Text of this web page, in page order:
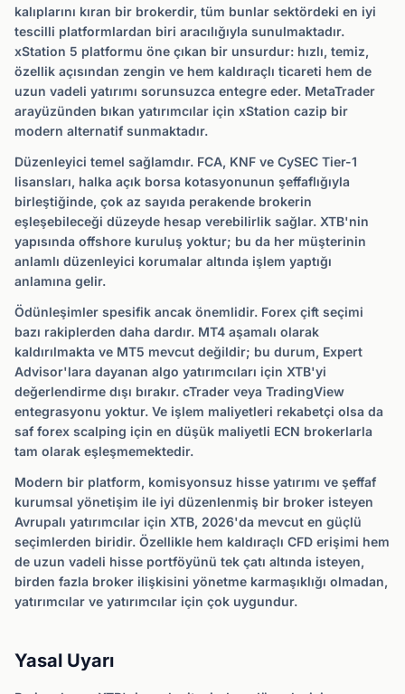
kalıplarını kıran bir brokerdir, tüm bunlar sektördeki en iyi
tescilli platformlardan biri aracılığıyla sunulmaktadır.
xStation 5 platformu öne çıkan bir unsurdur: hızlı, temiz,
özellik açısından zengin ve hem kaldıraçlı ticareti hem de
uzun vadeli yatırımı sorunsuzca entegre eder. MetaTrader
arayüzünden bıkan yatırımcılar için xStation cazip bir
modern alternatif sunmaktadır.
Düzenleyici temel sağlamdır. FCA, KNF ve CySEC Tier-1
lisansları, halka açık borsa kotasyonunun şeffaflığıyla
birleştiğinde, çok az sayıda perakende brokerin
eşleşebileceği düzeyde hesap verebilirlik sağlar. XTB'nin
yapısında offshore kuruluş yoktur; bu da her müşterinin
anlamlı düzenleyici korumalar altında işlem yaptığı
anlamına gelir.
Ödünleşimler spesifik ancak önemlidir. Forex çift seçimi
bazı rakiplerden daha dardır. MT4 aşamalı olarak
kaldırılmakta ve MT5 mevcut değildir; bu durum, Expert
Advisor'lara dayanan algo yatırımcıları için XTB'yi
değerlendirme dışı bırakır. cTrader veya TradingView
entegrasyonu yoktur. Ve işlem maliyetleri rekabetçi olsa da
saf forex scalping için en düşük maliyetli ECN brokerlarla
tam olarak eşleşmemektedir.
Modern bir platform, komisyonsuz hisse yatırımı ve şeffaf
kurumsal yönetişim ile iyi düzenlenmiş bir broker isteyen
Avrupalı yatırımcılar için XTB, 2026'da mevcut en güçlü
seçimlerden biridir. Özellikle hem kaldıraçlı CFD erişimi hem
de uzun vadeli hisse portföyünü tek çatı altında isteyen,
birden fazla broker ilişkisini yönetme karmaşıklığı olmadan,
yatırımcılar ve yatırımcılar için çok uygundur.
Yasal Uyarı